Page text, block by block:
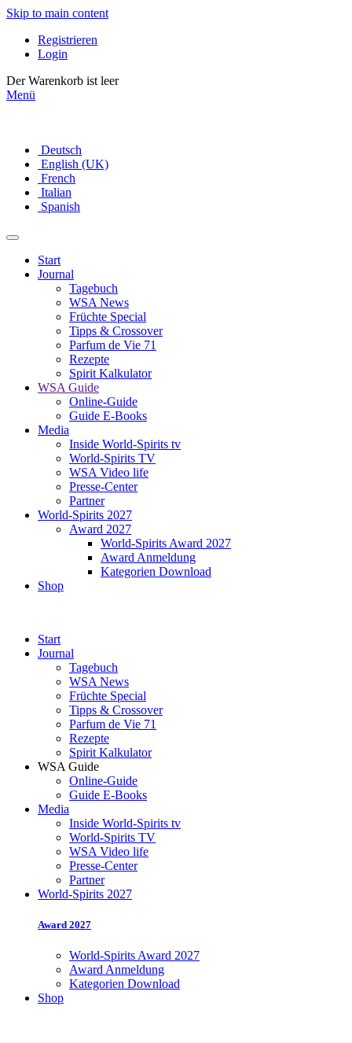
Skip to main content
Registrieren
Login
Der Warenkorb ist leer
Menü
Deutsch
English (UK)
French
Italian
Spanish
Start
Journal
Tagebuch
WSA News
Früchte Special
Tipps & Crossover
Parfum de Vie 71
Rezepte
Spirit Kalkulator
WSA Guide
Online-Guide
Guide E-Books
Media
Inside World-Spirits tv
World-Spirits TV
WSA Video life
Presse-Center
Partner
World-Spirits 2027
Award 2027
World-Spirits Award 2027
Award Anmeldung
Kategorien Download
Shop
Start
Journal
Tagebuch
WSA News
Früchte Special
Tipps & Crossover
Parfum de Vie 71
Rezepte
Spirit Kalkulator
WSA Guide
Online-Guide
Guide E-Books
Media
Inside World-Spirits tv
World-Spirits TV
WSA Video life
Presse-Center
Partner
World-Spirits 2027
Award 2027
World-Spirits Award 2027
Award Anmeldung
Kategorien Download
Shop